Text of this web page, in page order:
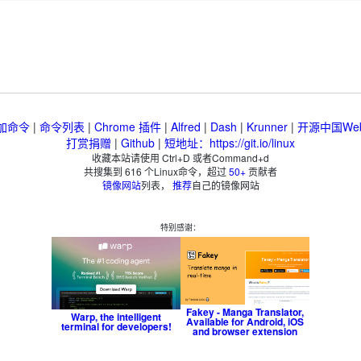
命令| 命令列表 | Chrome 插件| Alfred | Dash | Krunner| 开源中国
打赏捐赠 | Github | 短地址：https://git.io/linux
收藏本站请使用 Ctrl+D 或者Command+d
共搜集到 616 个Linux命令，超过50+贡献者
镜像网站列表， 推荐自己的镜像网站
特别感谢：
Warp, the intelligent
terminal for developers!
Fakey - Manga Translator,
Available for Android, iOS
and browser extension